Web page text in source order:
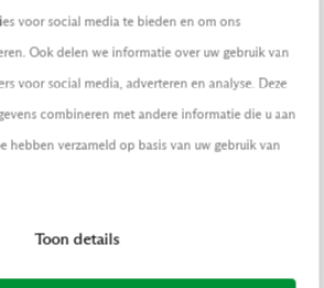
voor social media te bieden en om ons
Ook delen we informatie over uw gebruik van
voor social media, adverteren en analyse. Deze
combineren met andere informatie die u aan
hebben verzameld op basis van uw gebruik van
Toon details
stellen’ heeft een
te vroeg in het
teveel focus op functionele
willen niks liever
van iedere sprint weer
zien, een
binnen de standaard agile